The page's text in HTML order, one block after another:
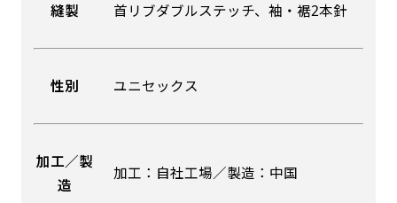
縫製 首リブダブルステッチ、袖・裾2本針
性別 ユニセックス
加工／製
造
加工：自社工場／製造：中国
のぼりだけでなく、ポスターも作れます。
のぼり旗と同じデザインで飾れば宣伝効果UP!
布A1ポスター(84x60)
のぼりだけでなく、ポスターも作れます。
のぼり旗と同じデザインで飾れば宣伝効果UP!